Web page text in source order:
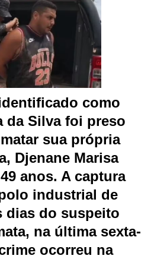
como
da Silva foi preso
sua própria
Djenane Marisa
anos. A captura
industrial de
dias do suspeito
na última sexta-
ocorreu na